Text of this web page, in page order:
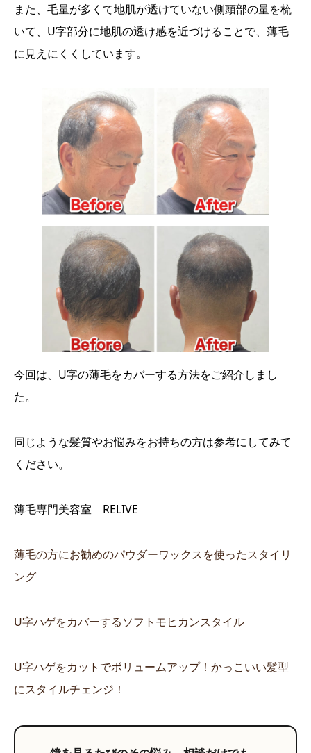
また、毛量が多くて地肌が透けていない側頭部の量を梳
いて、U字部分に地肌の透け感を近づけることで、薄毛
に見えにくくしています。
今回は、U字の薄毛をカバーする方法をご紹介しまし
た。
同じような髪質やお悩みをお持ちの方は参考にしてみて
ください。
薄毛専門美容室 RELIVE
薄毛の方にお勧めのパウダーワックスを使ったスタイリ
ング
U字ハゲをカバーするソフトモヒカンスタイル
U字ハゲをカットでボリュームアップ！かっこいい髪型
にスタイルチェンジ！